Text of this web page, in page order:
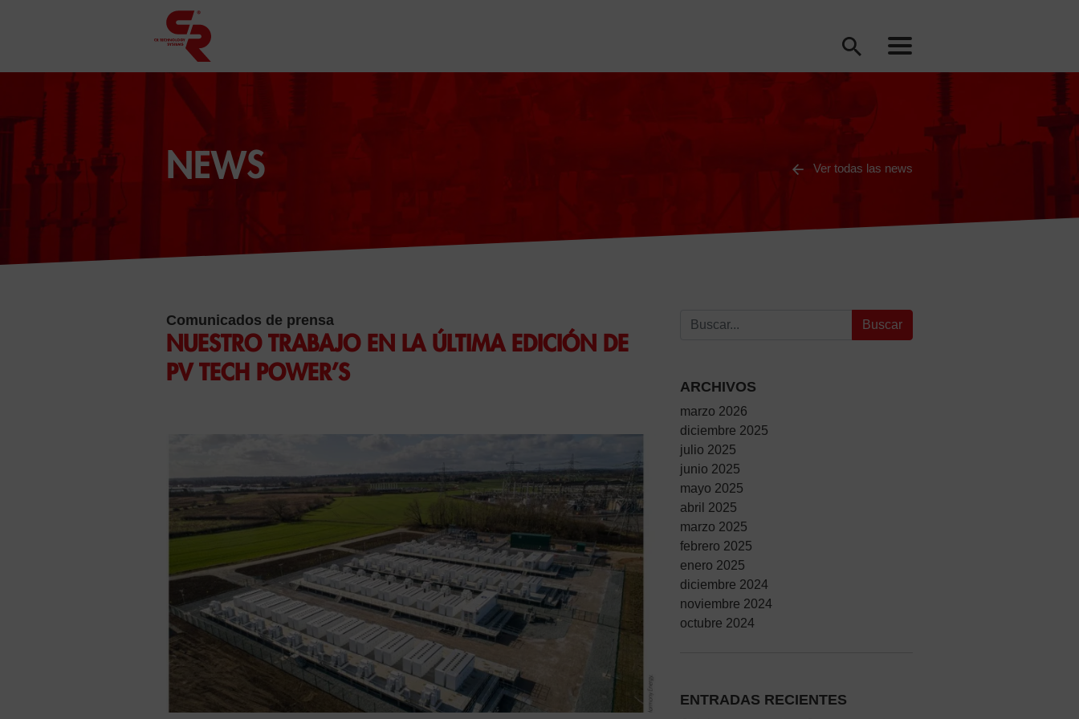
NEWS Ver todas las news
Comunicados de prensa
NUESTRO TRABAJO EN LA ÚLTIMA EDICIÓN DE
PV TECH POWER’S
Buscar:
ARCHIVOS
marzo 2026
diciembre 2025
julio 2025
junio 2025
mayo 2025
abril 2025
marzo 2025
febrero 2025
enero 2025
diciembre 2024
noviembre 2024
octubre 2024
ENTRADAS RECIENTES